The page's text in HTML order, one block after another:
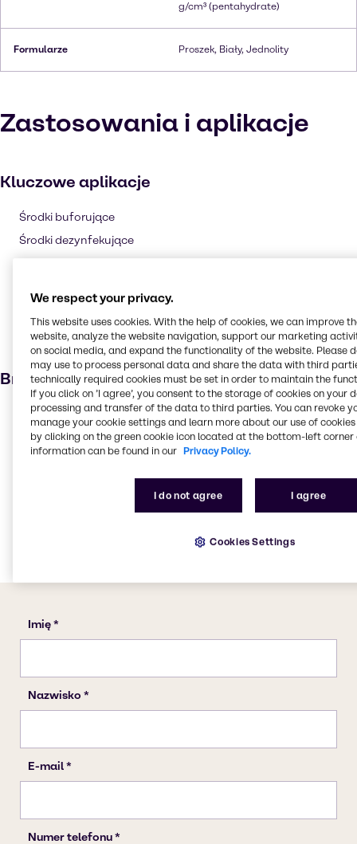
g/cm³ (pentahydrate)
Formularze Proszek, Biały, Jednolity
Zastosowania i aplikacje
Kluczowe aplikacje
Środki buforujące
Środki dezynfekujące
Rolnictwo
Farmaceutyki
Produkty higieny osobistej
Branże
Agro
Kosmetyki
Oczyszczanie ścieków i uzdatnianie wody
We respect your privacy.
This website uses cookies. With the help of cookies, we can improve
website, analyze the website navigation, support our marketing
on social media, and expand the functionality of the website. Please
may use to process personal data and share the data with third
technically required cookies must be set in order to maintain the
If you click on ’I agree’, you consent to the storage of cookies on your
processing and transfer of the data to third parties. You can revoke
manage your cookie settings and learn more about our use of cookies
by clicking on the green cookie icon located at the bottom-left corner
information can be found in our Privacy Policy.
I do not agree I agree
Cookies Settings